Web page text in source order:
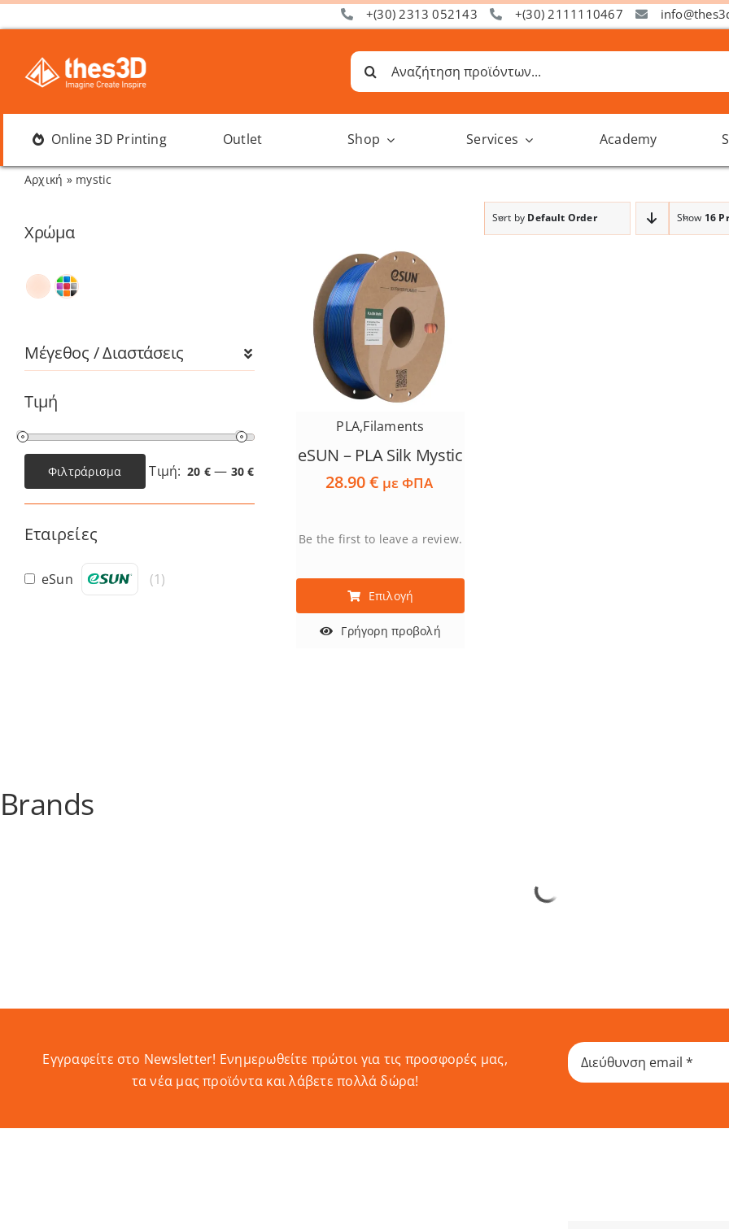
Μετάβαση
στο
περιεχόμενο
+(30) 2313 052143 +(30) 2111110467
Αναζήτηση
για:
Online 3D Printing Outlet Shop Services Academy
Αρχική » mystic
Χρώμα
Μέγεθος / Διαστάσεις
Τιμή
Ελάχιστη
τιμή
Μέγιστη
τιμή
Φιλτράρισμα Τιμή: 20 €— 30 €
Εταιρείες
eSun (1)
Sort by Default Order Show 16
PLA,Filaments
eSUN – PLA Silk Mystic
28.90€ με ΦΠΑ
Be the first to leave a review.
Επιλογή
το
προϊόν Γρήγορη προβολή
Brands
Εγγραφείτε στο Newsletter! Eνημερωθείτε πρώτοι για τις προσφορές μας,
τα νέα μας προϊόντα και λάβετε πολλά δώρα!